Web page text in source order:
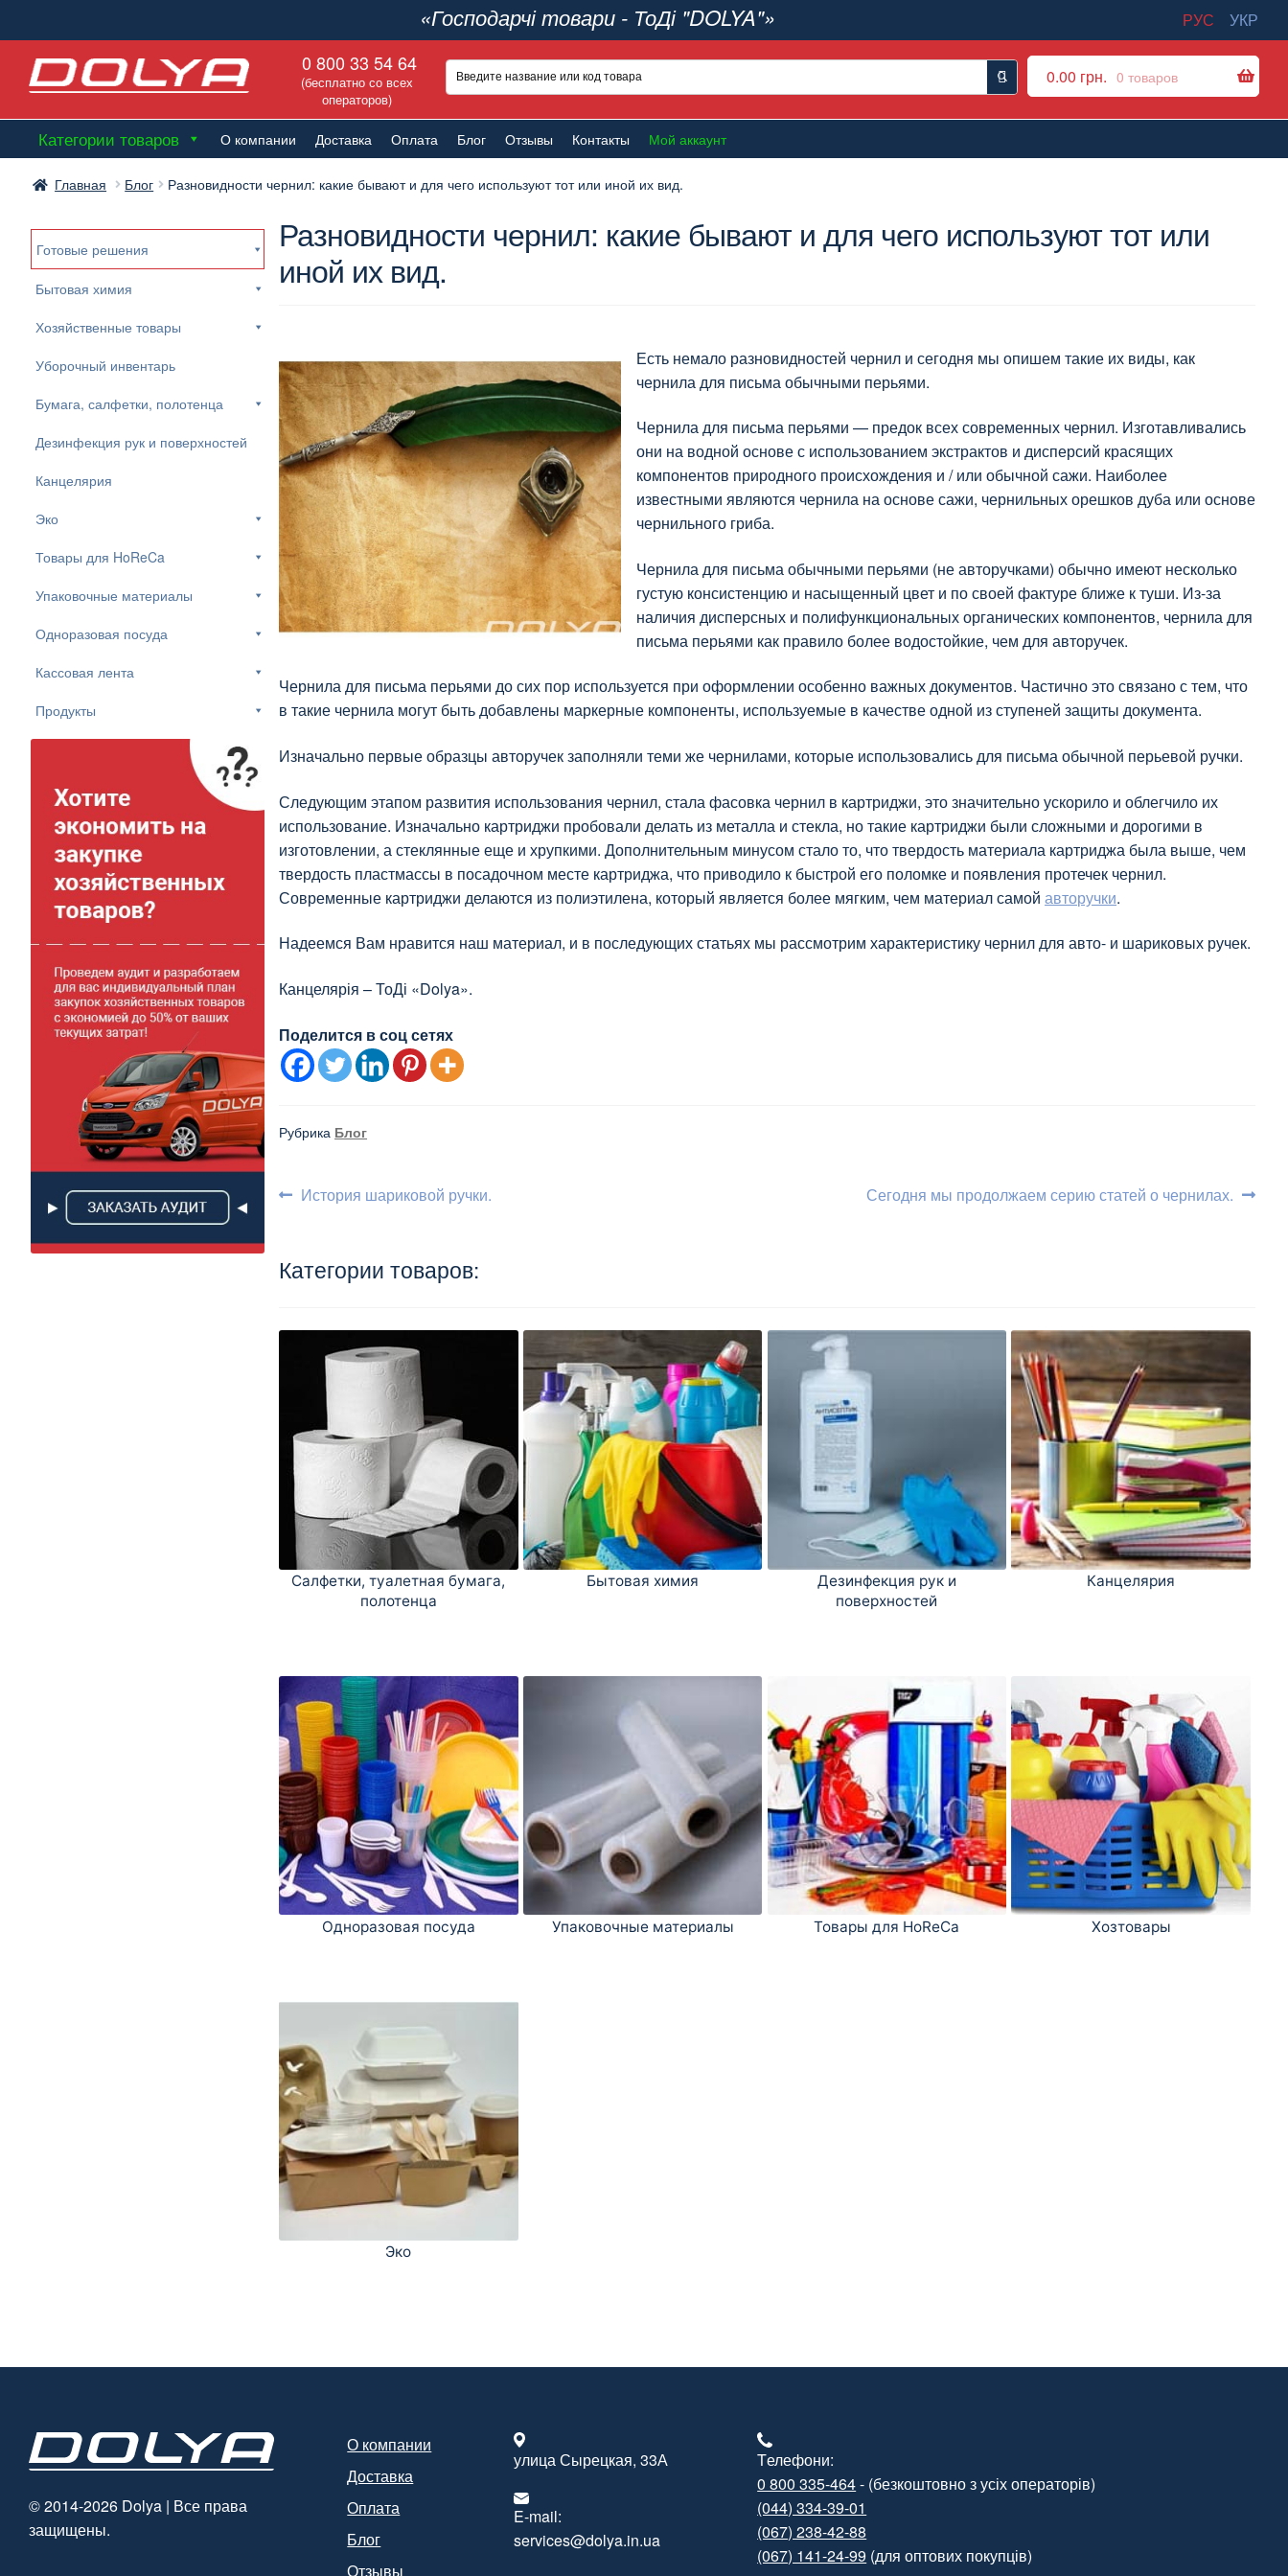
«Господарчі товари - ТоДі "DOLYA"» РУС
УКР
к
навигации
к
содержимому
0 800 33 54 64
(бесплатно со всех
операторов)
0.00 грн. 0 товаров
Категории товаров О компании Доставка Оплата Блог Отзывы Контакты Мой аккаунт
Главная Блог Разновидности чернил: какие бывают и для чего используют тот или иной их вид.
Разновидности чернил: какие бывают и для чего используют тот или
иной их вид.
Есть немало разновидностей чернил и сегодня мы опишем такие их виды, как
чернила для письма обычными перьями.
Чернила для письма перьями — предок всех современных чернил. Изготавливались
они на водной основе с использованием экстрактов и дисперсий красящих
компонентов природного происхождения и / или обычной сажи. Наиболее
известными являются чернила на основе сажи, чернильных орешков дуба или основе
чернильного гриба.
Чернила для письма обычными перьями (не авторучками) обычно имеют несколько
густую консистенцию и насыщенный цвет и по своей фактуре ближе к туши. Из-за
наличия дисперсных и полифункциональных органических компонентов, чернила для
письма перьями как правило более водостойкие, чем для авторучек.
Чернила для письма перьями до сих пор используется при оформлении особенно важных документов. Частично это связано с тем, что
в такие чернила могут быть добавлены маркерные компоненты, используемые в качестве одной из ступеней защиты документа.
Изначально первые образцы авторучек заполняли теми же чернилами, которые использовались для письма обычной перьевой ручки.
Следующим этапом развития использования чернил, стала фасовка чернил в картриджи, это значительно ускорило и облегчило их
использование. Изначально картриджи пробовали делать из металла и стекла, но такие картриджи были сложными и дорогими в
изготовлении, а стеклянные еще и хрупкими. Дополнительным минусом стало то, что твердость материала картриджа была выше, чем
твердость пластмассы в посадочном месте картриджа, что приводило к быстрой его поломке и появления протечек чернил.
Современные картриджи делаются из полиэтилена, который является более мягким, чем материал самойавторучки.
Надеемся Вам нравится наш материал, и в последующих статьях мы рассмотрим характеристику чернил для авто- и шариковых ручек.
Канцелярія – ТоДі «Dolya».
Поделится в соц сетях
Рубрика Блог
Навигация
записям
Предыдущий:
История шариковой ручки. Следующий:
Сегодня мы продолжаем серию статей о чернилах.
Категории товаров:
Салфетки, туалетная бумага,
полотенца
Бытовая химия
Дезинфекция рук и
поверхностей
Канцелярия
Одноразовая посуда Упаковочные материалы Товары для HoReCa Хозтовары
Эко
Готовые решения
Бытовая химия
Хозяйственные товары
Уборочный инвентарь
Бумага, салфетки, полотенца
Дезинфекция рук и поверхностей
Канцелярия
Эко
Товары для HoReCa
Упаковочные материалы
Одноразовая посуда
Кассовая лента
Продукты
© 2014-2026 Dolya | Все права
защищены.
О компании
Доставка
Оплата
Блог
Отзывы
улица Сырецкая, 33А
E-mail:
services@dolya.in.ua
Tелефони:
0 800 335-464- (безкоштовно з усіх операторів)
(044) 334-39-01
(067) 238-42-88
(067) 141-24-99 (для оптових покупців)